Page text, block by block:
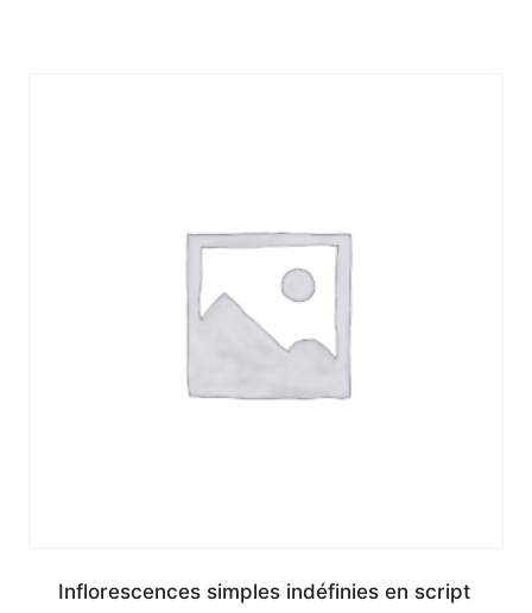
Inflorescences simples indéfinies en script